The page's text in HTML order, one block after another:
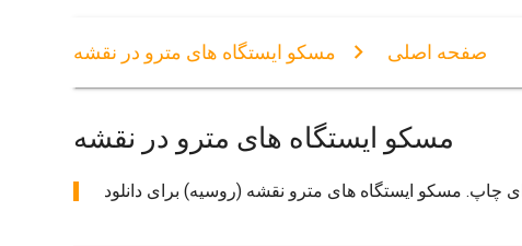
صفحه اصلی مسکو ایستگاه های مترو در نقشه
مسکو ایستگاه های مترو در نقشه